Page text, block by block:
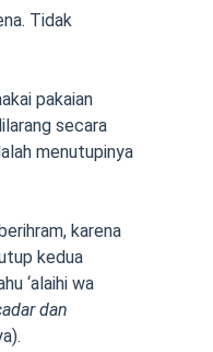
Tidak
pakaian
secara
menutupinya
karena
kedua
‘alaihi wa
dan